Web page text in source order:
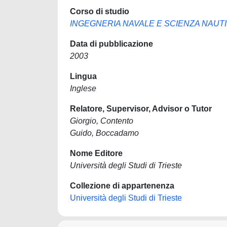
Corso di studio
INGEGNERIA NAVALE E SCIENZA
Data di pubblicazione
2003
Lingua
Inglese
Relatore, Supervisor, Advisor o Tutor
Giorgio, Contento
Guido, Boccadamo
Nome Editore
Università degli Studi di Trieste
Collezione di appartenenza
Università degli Studi di Trieste